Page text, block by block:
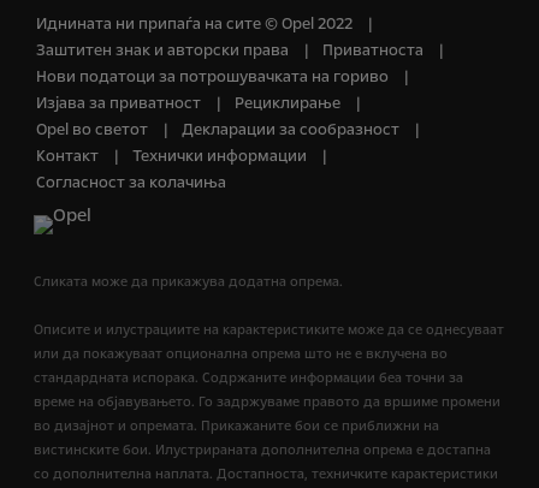
Иднината ни припаѓа на сите © Opel 2022
Заштитен знак и авторски права
Приватноста
Нови податоци за потрошувачката на гориво
Изјава за приватност
Рециклирање
Opel во светот
Декларации за сообразност
Контакт
Технички информации
Согласност за колачиња
Сликата може да прикажува додатна опрема.
Описите и илустрациите на карактеристиките може да се однесуваат
или да покажуваат опционална опрема што не е вклучена во
стандардната испорака. Содржаните информации беа точни за
време на објавувањето. Го задржуваме правото да вршиме промени
во дизајнот и опремата. Прикажаните бои се приближни на
вистинските бои. Илустрираната дополнителна опрема е достапна
со дополнителна наплата. Достапноста, техничките карактеристики